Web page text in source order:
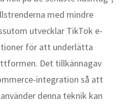
med mindre
utvecklar TikTok e-
för att underlätta
Det tillkännagav
integration så att
denna teknik kan